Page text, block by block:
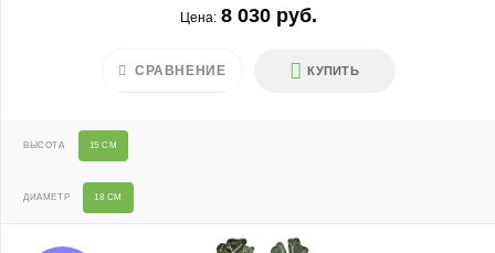
Цена: 8 030 руб.
КУПИТЬ
СРАВНЕНИЕ
ВЫСОТА 15 СМ
ДИАМЕТР 18 СМ